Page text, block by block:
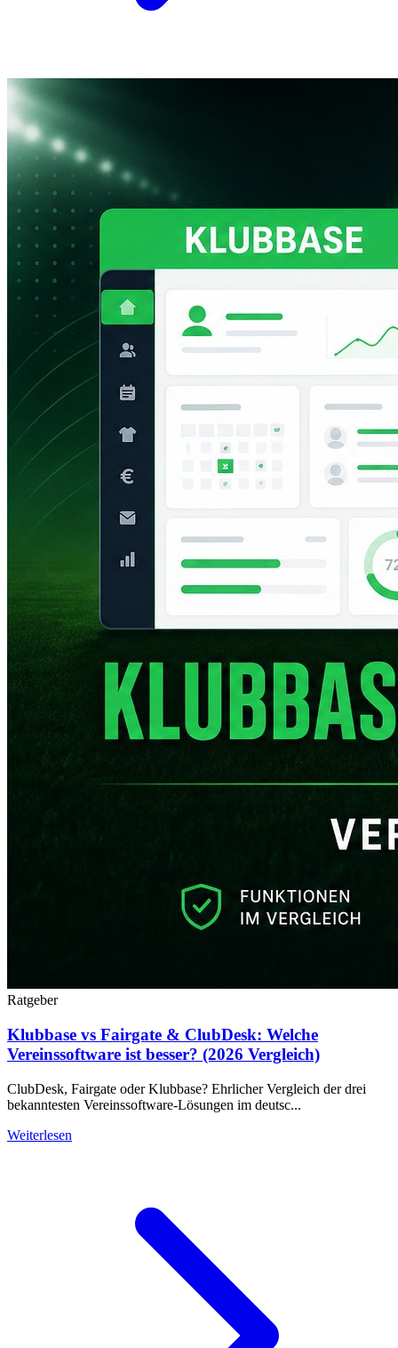
Ratgeber
Klubbase vs Fairgate & ClubDesk: Welche
Vereinssoftware ist besser? (2026 Vergleich)
ClubDesk, Fairgate oder Klubbase? Ehrlicher Vergleich der drei
bekanntesten Vereinssoftware-Lösungen im deutsc...
Weiterlesen